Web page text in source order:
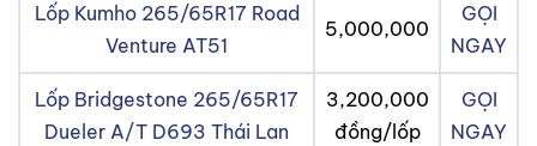
Lốp Kumho 265/65R17 Road
Venture AT51
5,000,000
GỌI
NGAY
Lốp Bridgestone 265/65R17
Dueler A/T D693 Thái Lan
3,200,000
đồng/lốp
GỌI
NGAY